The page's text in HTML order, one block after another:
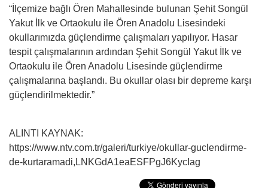
“İlçemize bağlı Ören Mahallesinde bulunan Şehit Songül
Yakut İlk ve Ortaokulu ile Ören Anadolu Lisesindeki
okullarımızda güçlendirme çalışmaları yapılıyor. Hasar
tespit çalışmalarının ardından Şehit Songül Yakut İlk ve
Ortaokulu ile Ören Anadolu Lisesinde güçlendirme
çalışmalarına başlandı. Bu okullar olası bir depreme karşı
güçlendirilmektedir.”
ALINTI KAYNAK:
https://www.ntv.com.tr/galeri/turkiye/okullar-guclendirme-
de-kurtaramadi,LNKGdA1eaESFPgJ6KycIag